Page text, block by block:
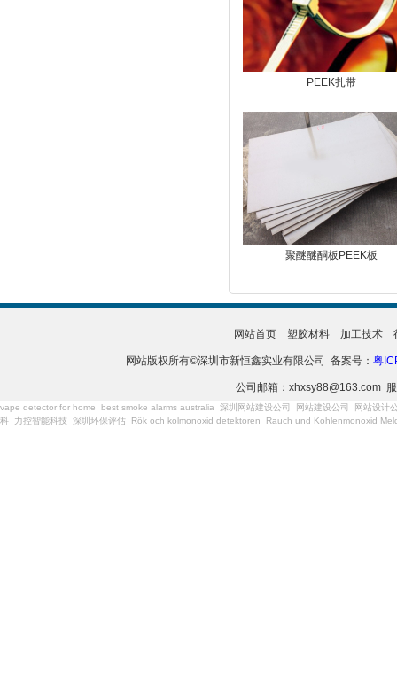
PEEK扎带
聚醚醚酮板PEEK板
网站首页 塑胶材料 加工技术
网站版权所有©深圳市新恒鑫实业有限公司 备案号： 粤
公司邮箱：xhxsy88@163.com
vape detector for home best smoke alarms australia 深圳网站建设公司 网站建设公司
网站设计
科
力控智能科技 深圳环保评估 Rök och kolmonoxid detektoren Rauch und Kohlenmonoxid